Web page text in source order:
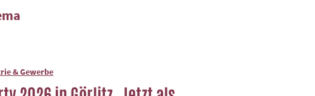
& Gewerbe
sich der Postplatz Görlitz in eine